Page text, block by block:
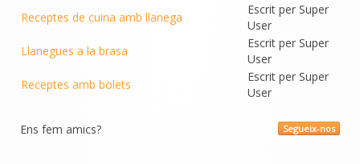
Receptes de cuina amb llanega
Escrit per Super
User
Llanegues a la brasa
Escrit per Super
User
Receptes amb bolets
Escrit per Super
User
Segueix-nos
Ens fem amics?